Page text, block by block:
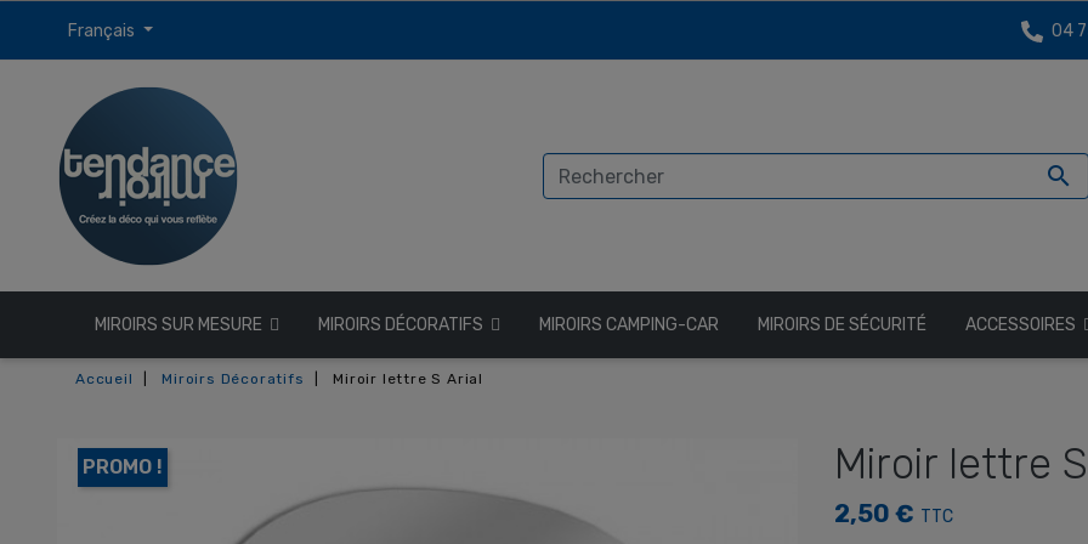
Français 04

MIROIRS SUR MESURE MIROIRS DÉCORATIFS MIROIRS CAMPING-CAR MIROIRS DE SÉCURITÉ ACCESSOIRES
Accueil Miroirs Décoratifs Miroir lettre S Arial
PROMO ! Miroir lettre
2,50 € TTC